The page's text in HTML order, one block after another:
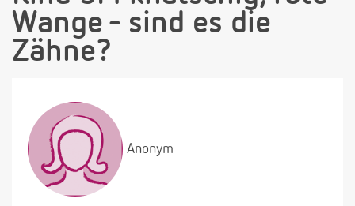
Wange - sind es die
Zähne?
Anonym